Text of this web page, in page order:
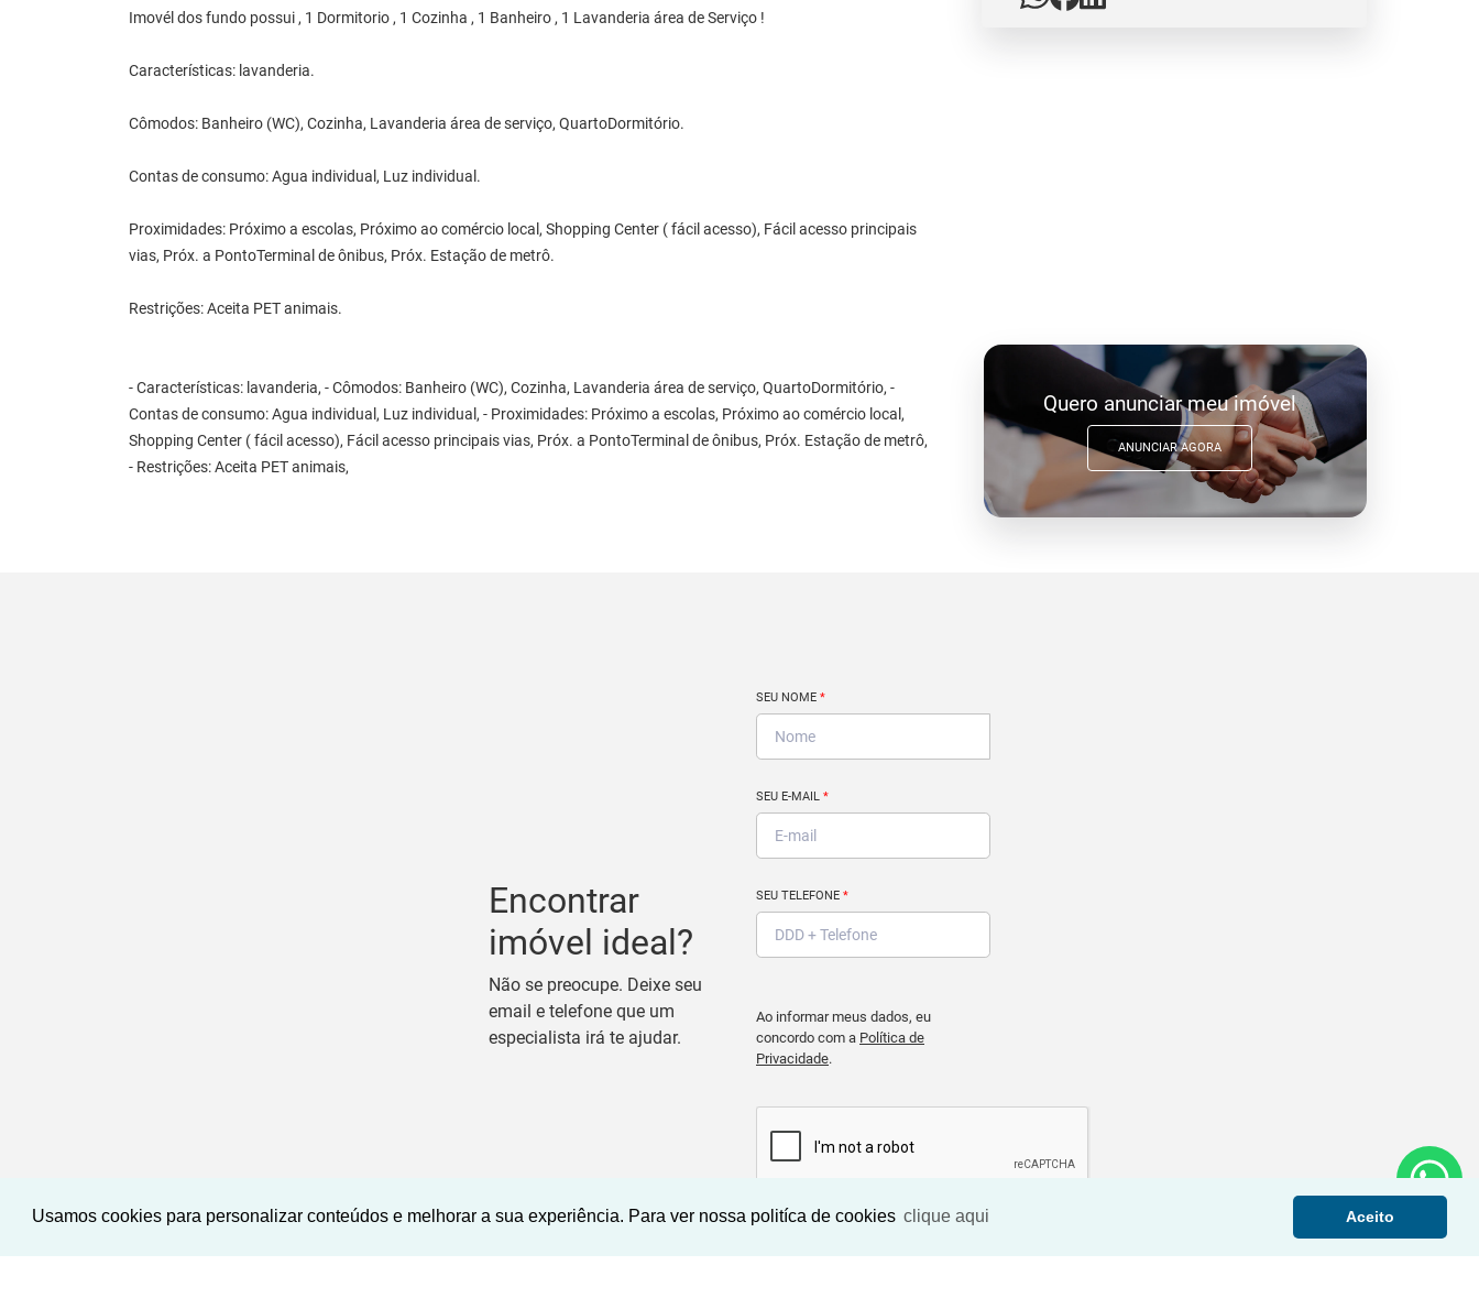
Usamos cookies para personalizar conteúdos e melhorar a sua experiência. Para ver nossa politíca de cookies clique aqui Aceito
Imovél dos fundo possui , 1 Dormitorio , 1 Cozinha , 1 Banheiro , 1 Lavanderia área de Serviço !
Características: lavanderia.
Cômodos: Banheiro (WC), Cozinha, Lavanderia área de serviço, QuartoDormitório.
Contas de consumo: Agua individual, Luz individual.
Proximidades: Próximo a escolas, Próximo ao comércio local, Shopping Center ( fácil acesso), Fácil acesso principais
vias, Próx. a PontoTerminal de ônibus, Próx. Estação de metrô.
Restrições: Aceita PET animais.
- Características: lavanderia, - Cômodos: Banheiro (WC), Cozinha, Lavanderia área de serviço, QuartoDormitório, -
Contas de consumo: Agua individual, Luz individual, - Proximidades: Próximo a escolas, Próximo ao comércio local,
Shopping Center ( fácil acesso), Fácil acesso principais vias, Próx. a PontoTerminal de ônibus, Próx. Estação de metrô,
- Restrições: Aceita PET animais,
Quero anunciar meu imóvel
ANUNCIAR AGORA
Encontrar
imóvel ideal?
Não se preocupe. Deixe seu
email e telefone que um
especialista irá te ajudar.
SEU NOME *
SEU E-MAIL *
SEU TELEFONE *
Ao informar meus dados, eu
concordo com a Política de
Privacidade.